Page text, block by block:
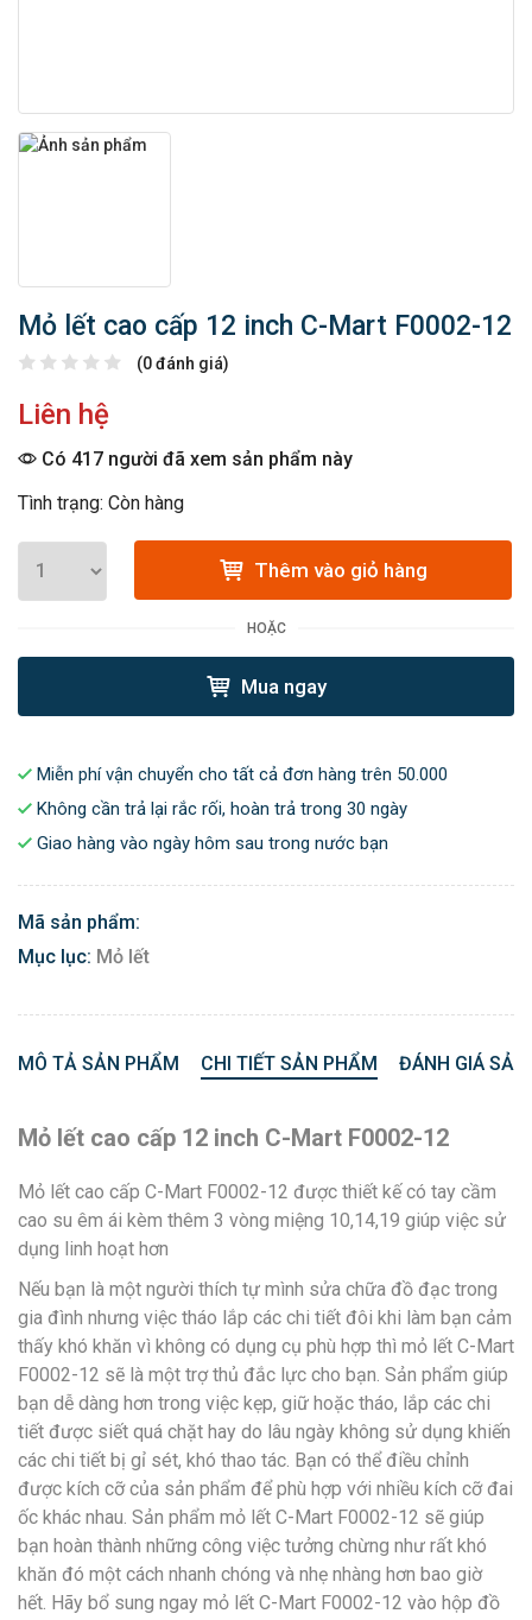
Mỏ lết cao cấp 12 inch C-Mart F0002-12
(0 đánh giá)
Liên hệ
Có 417 người đã xem sản phẩm này
Tình trạng: Còn hàng
Thêm vào giỏ hàng
HOẶC
Mua ngay
Miễn phí vận chuyển cho tất cả đơn hàng trên 50.000
Không cần trả lại rắc rối, hoàn trả trong 30 ngày
Giao hàng vào ngày hôm sau trong nước bạn
Mã sản phẩm:
Mục lục: Mỏ lết
MÔ TẢ SẢN PHẨM CHI TIẾT SẢN PHẨM ĐÁNH GIÁ
Mỏ lết cao cấp 12 inch C-Mart F0002-12
Mỏ lết cao cấp C-Mart F0002-12 được thiết kế có tay cầm
cao su êm ái kèm thêm 3 vòng miệng 10,14,19 giúp việc sử
dụng linh hoạt hơn
Nếu bạn là một người thích tự mình sửa chữa đồ đạc trong
gia đình nhưng việc tháo lắp các chi tiết đôi khi làm bạn cảm
thấy khó khăn vì không có dụng cụ phù hợp thì mỏ lết C-Mart
F0002-12 sẽ là một trợ thủ đắc lực cho bạn. Sản phẩm giúp
bạn dễ dàng hơn trong việc kẹp, giữ hoặc tháo, lắp các chi
tiết được siết quá chặt hay do lâu ngày không sử dụng khiến
các chi tiết bị gỉ sét, khó thao tác. Bạn có thể điều chỉnh
được kích cỡ của sản phẩm để phù hợp với nhiều kích cỡ đai
ốc khác nhau. Sản phẩm mỏ lết C-Mart F0002-12 sẽ giúp
bạn hoàn thành những công việc tưởng chừng như rất khó
khăn đó một cách nhanh chóng và nhẹ nhàng hơn bao giờ
hết. Hãy bổ sung ngay mỏ lết C-Mart F0002-12 vào hộp đồ